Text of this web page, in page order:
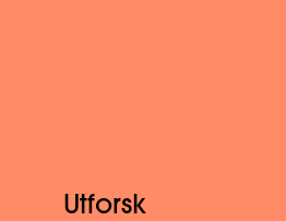
Utforsk